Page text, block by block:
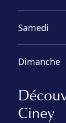
Samedi
Dimanche
Ciney